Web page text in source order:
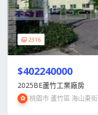
2316
$402240000
2025BE蘆竹工業廠房
桃園市 蘆竹區 海山東街